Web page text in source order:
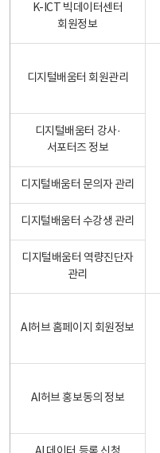
K-ICT 빅데이터센터
회원정보
디지털배움터 회원관리
디지털배움터 강사·
서포터즈 정보
디지털배움터 문의자 관리
디지털배움터 수강생 관리
디지털배움터 역량진단자
관리
AI허브 홈페이지 회원정보
AI허브 홍보동의 정보